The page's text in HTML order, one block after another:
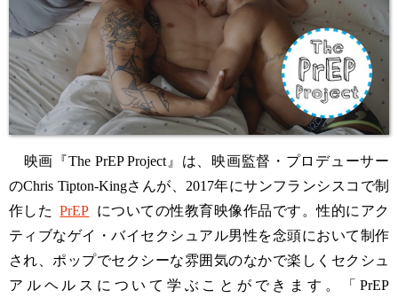
映画『The PrEP Project』は、映画監督・プロデューサー
のChris Tipton-Kingさんが、2017年にサンフランシスコで制
作した
PrEP についての性教育映像作品です。性的にアク
ティブなゲイ・バイセクシュアル男性を念頭において制作
され、ポップでセクシーな雰囲気のなかで楽しくセクシュ
アルヘルスについて学ぶことができます。「PrEP